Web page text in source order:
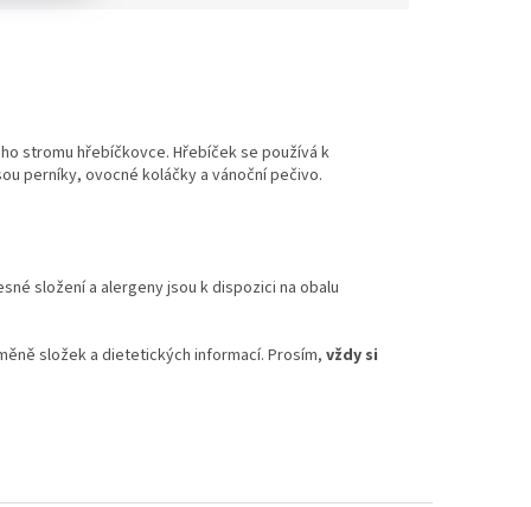
stromu hřebíčkovce. Hřebíček se používá k
perníky, ovocné koláčky a vánoční pečivo.
složení a alergeny jsou k dispozici na obalu
složek a dietetických informací. Prosím, vždy si